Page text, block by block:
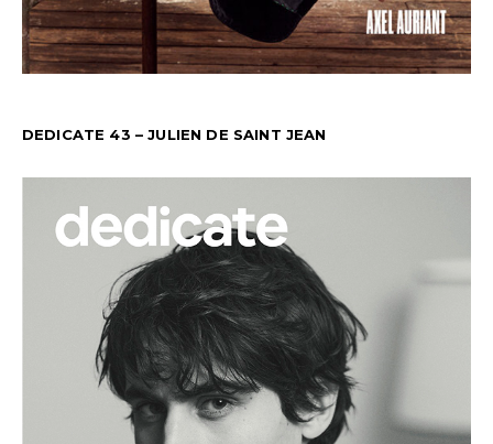
DEDICATE 43 – JULIEN DE SAINT JEAN